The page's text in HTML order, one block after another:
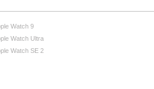
Watch 9
Watch Ultra
Watch SE 2